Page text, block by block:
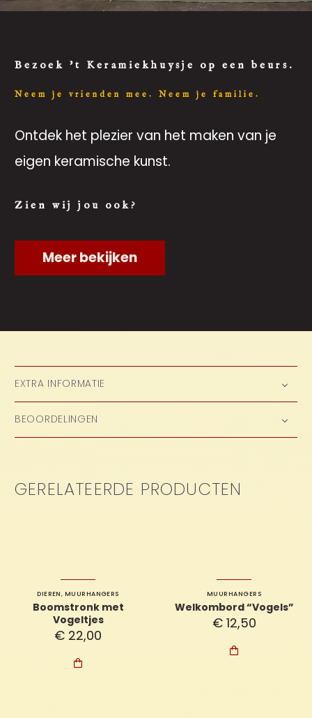
Bezoek 't Keramiekhuysje op een beurs.
Neem je vrienden mee. Neem je familie.
Ontdek het plezier van het maken van je
eigen keramische kunst.
Zien wij jou ook?
Meer bekijken
EXTRA INFORMATIE
BEOORDELINGEN
GERELATEERDE PRODUCTEN
DIEREN, MUURHANGERS
Boomstronk met
Vogeltjes
€ 22,00

MUURHANGERS
Welkombord “Vogels”
€12,50
